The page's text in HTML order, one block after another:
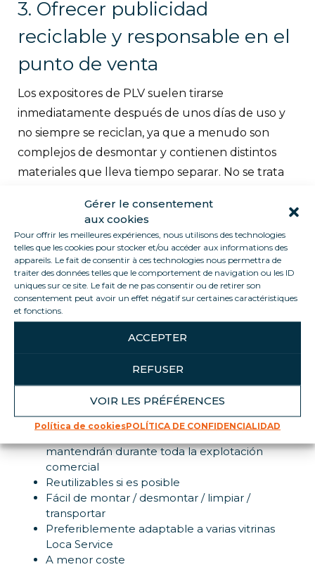
Gérer le consentement
aux cookies
Pour offrir les meilleures expériences, nous utilisons des technologies
telles que les cookies pour stocker et/ou accéder aux informations des
appareils. Le fait de consentir à ces technologies nous permettra de
traiter des données telles que le comportement de navigation ou les ID
uniques sur ce site. Le fait de ne pas consentir ou de retirer son
consentement peut avoir un effet négatif sur certaines caractéristiques
et fonctions.
ACCEPTER
REFUSER
VOIR LES PRÉFÉRENCES
Política de cookiesPOLÍTICA DE CONFIDENCIALIDAD
3. Ofrecer publicidad
reciclable y responsable en el
punto de venta
Los expositores de PLV suelen tirarse
inmediatamente después de unos días de uso y
no siempre se reciclan, ya que a menudo son
complejos de desmontar y contienen distintos
materiales que lleva tiempo separar. No se trata
con materiales naturales y pensar en cómo
reciclarlos. Se han identificado 38 medidas,
entre ellas: pintarde blanco los techos de las
tiendas, sustituir las luces de neón por LED,
desmaterializar los recibos de caja, eliminar las
fechas de caducidad de algunos productos, etc.
Ophélie, responsable delestudio gráfico Les
Atractivos expositores para el punto de venta
mantendrán durante toda la explotación
comercial
Reutilizables si es posible
Fácil de montar / desmontar / limpiar /
transportar
Preferiblemente adaptable a varias vitrinas
Loca Service
A menor coste